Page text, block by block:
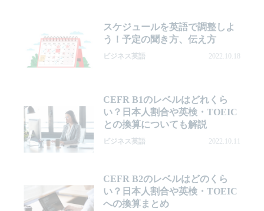
スケジュールを英語で調整しよ
う！予定の聞き方、伝え方
ビジネス英語 2022.10.18
CEFR B1のレベルはどれくら
い？日本人割合や英検・TOEIC
との換算についても解説
ビジネス英語 2022.10.11
CEFR B2のレベルはどのくら
い？日本人割合や英検・TOEIC
への換算まとめ